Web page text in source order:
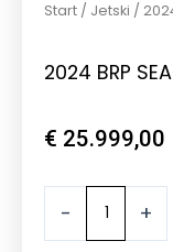
Start / Jetski /
2024 BRP
€ 25.999,00
- +